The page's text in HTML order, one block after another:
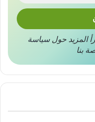
المزيد حولسياسة
بنا